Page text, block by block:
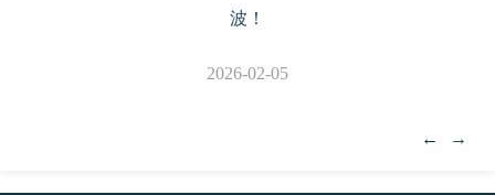
波！
2026-02-05
← →